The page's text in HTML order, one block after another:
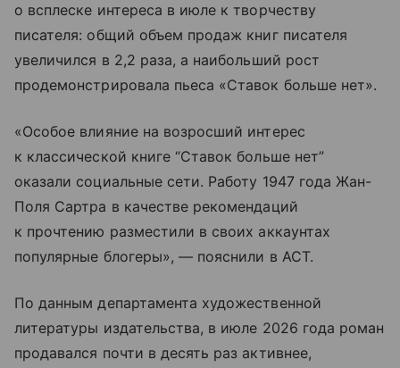
о всплеске интереса в июле к творчеству
писателя: общий объем продаж книг писателя
увеличился в 2,2 раза, а наибольший рост
продемонстрировала пьеса «Ставок больше нет».
«Особое влияние на возросший интерес
к классической книге “Ставок больше нет”
оказали социальные сети. Работу 1947 года Жан-
Поля Сартра в качестве рекомендаций
к прочтению разместили в своих аккаунтах
популярные блогеры», — пояснили в АСТ.
По данным департамента художественной
литературы издательства, в июле 2026 года роман
продавался почти в десять раз активнее,